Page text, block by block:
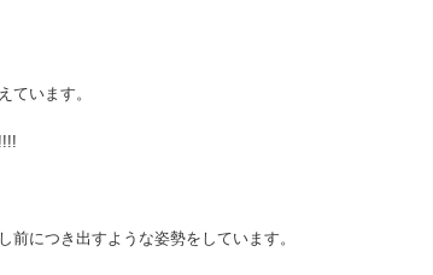
ています。
につき出すような姿勢をしています。